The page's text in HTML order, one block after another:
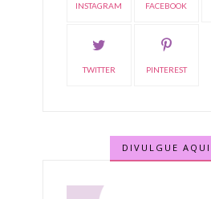
INSTAGRAM FACEBOOK
TWITTER PINTEREST
DIVULGUE AQUI